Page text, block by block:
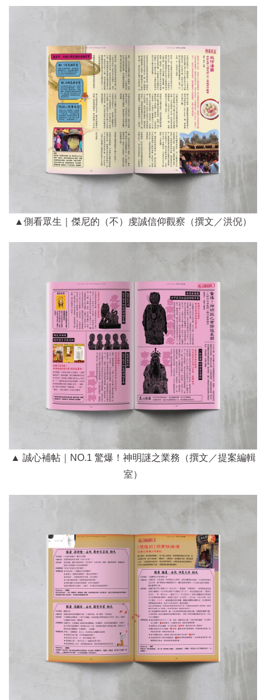
▲側看眾生｜傑尼的（不）虔誠信仰觀察（撰文／洪倪）
▲ 誠心補帖｜NO.1 驚爆！神明謎之業務（撰文／提案編輯
室）